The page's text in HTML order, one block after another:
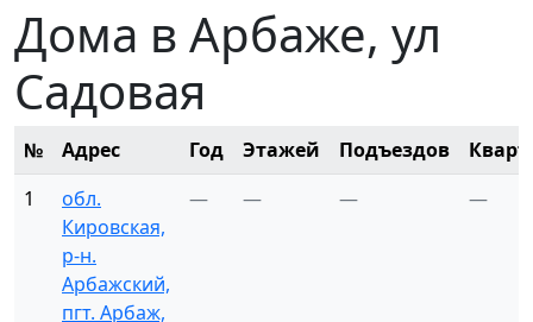
Дома в Арбаже, ул
Садовая
№ Адрес Год Этажей Подъездов
1
обл.
Кировская,
р-н.
Арбажский,
пгт. Арбаж,
— — — —